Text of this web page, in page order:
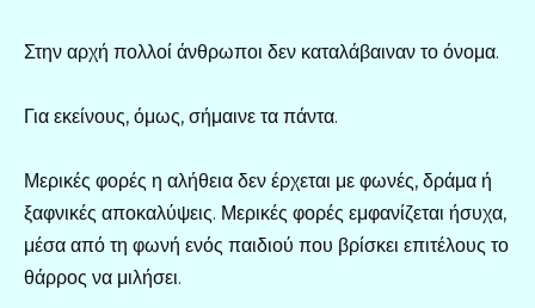
Στην αρχή πολλοί άνθρωποι δεν καταλάβαιναν το όνομα.
Για εκείνους, όμως, σήμαινε τα πάντα.
Μερικές φορές η αλήθεια δεν έρχεται με φωνές, δράμα ή
ξαφνικές αποκαλύψεις. Μερικές φορές εμφανίζεται ήσυχα,
μέσα από τη φωνή ενός παιδιού που βρίσκει επιτέλους το
θάρρος να μιλήσει.